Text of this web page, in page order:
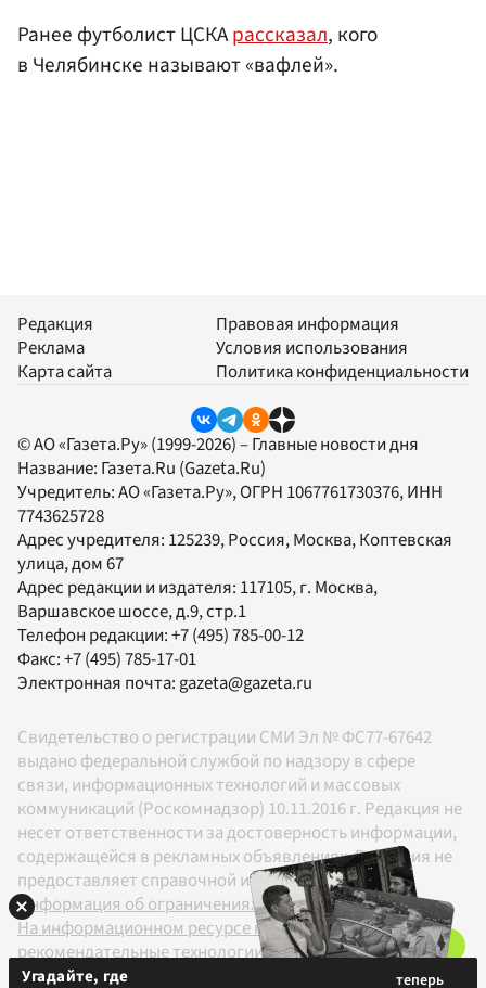
Ранее футболист ЦСКАрассказал, кого
в Челябинске называют «вафлей».
Редакция
Реклама
Карта сайта
Правовая информация
Условия использования
Политика конфиденциальности
© АО «Газета.Ру» (1999-2026) – Главные новости дня
Название: Газета.Ru (Gazeta.Ru)
Учредитель:АО «Газета.Ру», ОГРН 1067761730376, ИНН
7743625728
Адрес учредителя: 125239, Россия, Москва, Коптевская
улица, дом 67
Адрес редакции и издателя: 117105, г. Москва,
Варшавское шоссе, д.9, стр.1
Телефон редакции:+7 (495) 785-00-12
Факс:+7 (495) 785-17-01
Электронная почта: gazeta@gazeta.ru
Свидетельство о регистрации СМИ Эл № ФС77-67642
выдано федеральной службой по надзору в сфере
связи, информационных технологий и массовых
коммуникаций (Роскомнадзор) 10.11.2016 г. Редакция не
несет ответственности за достоверность информации,
содержащейся в рекламных объявлениях. Редакция не
предоставляет справочной информации.
Информация об ограничениях
На информационном ресурсе применяются
рекомендательные технологии в соответствии с
Правилами
Угадайте, где